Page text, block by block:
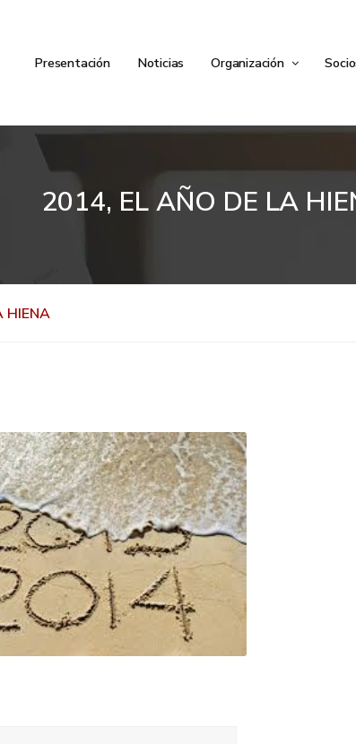
Presentación Noticias Organización
2014, EL AÑO DE LA
HIENA